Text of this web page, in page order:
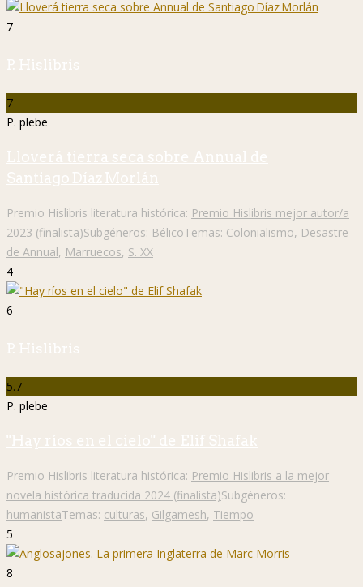
7
P. Hislibris
7
P. plebe
Lloverá tierra seca sobre Annual de
Santiago Díaz Morlán
Premio Hislibris literatura histórica: Premio Hislibris mejor autor/a
2023 (finalista)Subgéneros: BélicoTemas: Colonialismo, Desastre
de Annual, Marruecos, S. XX
4
6
P. Hislibris
5.7
P. plebe
"Hay ríos en el cielo" de Elif Shafak
Premio Hislibris literatura histórica: Premio Hislibris a la mejor
novela histórica traducida 2024 (finalista)Subgéneros:
humanistaTemas: culturas, Gilgamesh, Tiempo
5
8